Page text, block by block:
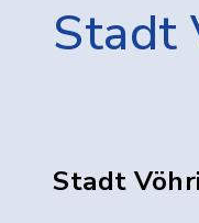
Stadt
Stadt